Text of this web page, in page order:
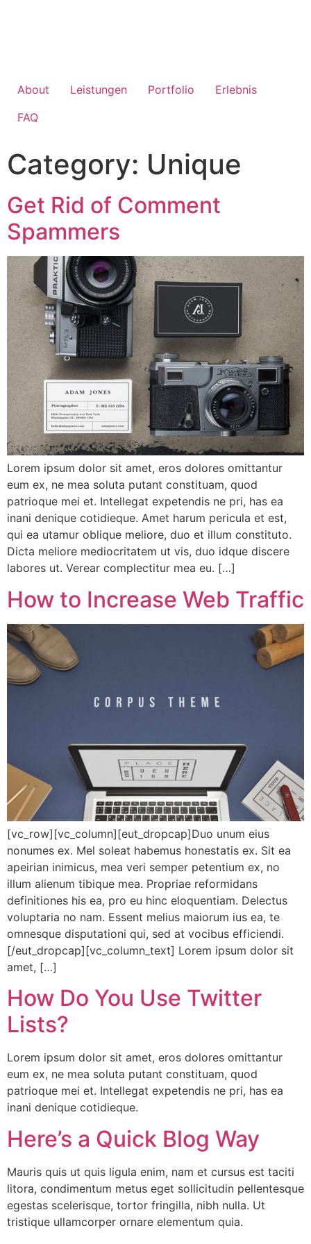
About Leistungen Portfolio
Erlebnis
FAQ
Category: Unique
Get Rid of Comment
Spammers
Lorem ipsum dolor sit amet, eros dolores omittantur
eum ex, ne mea soluta putant constituam, quod
patrioque mei et. Intellegat expetendis ne pri, has ea
inani denique cotidieque. Amet harum pericula et est,
qui ea utamur oblique meliore, duo et illum constituto.
Dicta meliore mediocritatem ut vis, duo idque discere
labores ut. Verear complectitur mea eu. […]
How to Increase Web Traffic
[vc_row][vc_column][eut_dropcap]Duo unum eius
nonumes ex. Mel soleat habemus honestatis ex. Sit ea
apeirian inimicus, mea veri semper petentium ex, no
illum alienum tibique mea. Propriae reformidans
definitiones his ea, pro eu hinc eloquentiam. Delectus
voluptaria no nam. Essent melius maiorum ius ea, te
omnesque disputationi qui, sed at vocibus efficiendi.
[/eut_dropcap][vc_column_text] Lorem ipsum dolor sit
amet, […]
How Do You Use Twitter
Lists?
Lorem ipsum dolor sit amet, eros dolores omittantur
eum ex, ne mea soluta putant constituam, quod
patrioque mei et. Intellegat expetendis ne pri, has ea
inani denique cotidieque.
Here’s a Quick Blog Way
Mauris quis ut quis ligula enim, nam et cursus est taciti
litora, condimentum metus eget sollicitudin pellentesque
egestas scelerisque, tortor fringilla, nibh nulla. Ut
tristique ullamcorper ornare elementum quia.